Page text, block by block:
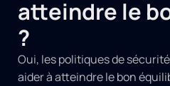
atteindre le
?
Oui, les politiques de
aider à atteindre le bon